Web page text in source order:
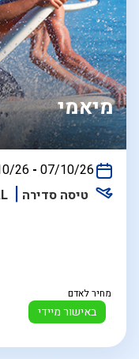
מיאמי
26 - 07/10/26
טיסה סדירה
באישור מיידי
מחיר לאדם